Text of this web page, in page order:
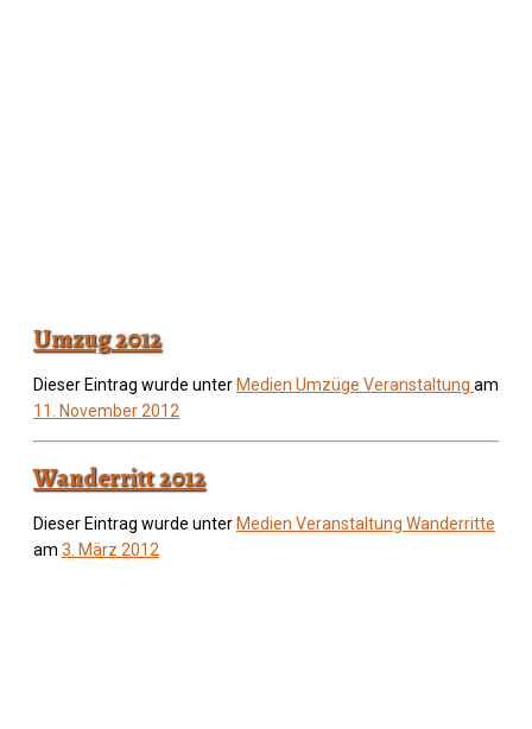
Umzug 2012
Dieser Eintrag wurde unter Medien Umzüge Veranstaltung am
11. November 2012
Wanderritt 2012
Dieser Eintrag wurde unter Medien Veranstaltung Wanderritte
am 3. März 2012